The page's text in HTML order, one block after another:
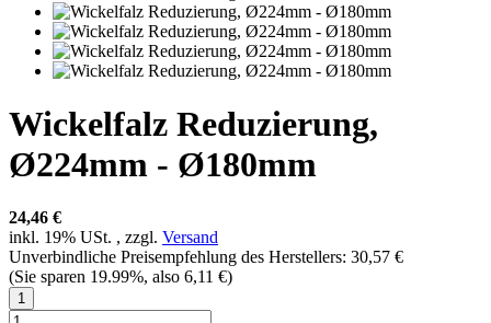
Wickelfalz Reduzierung,
Ø224mm - Ø180mm
24,46 €
inkl. 19% USt. , zzgl. Versand
Unverbindliche Preisempfehlung des Herstellers: 30,57 €
(Sie sparen 19.99%, also 6,11 €)